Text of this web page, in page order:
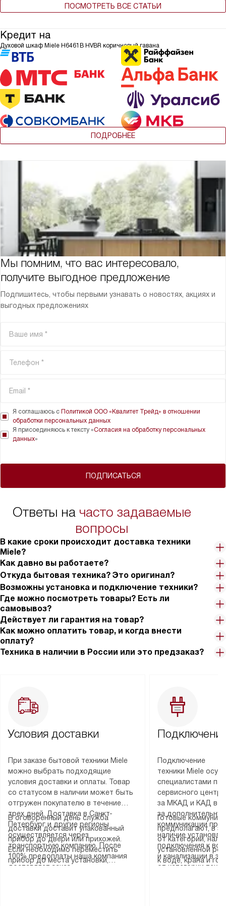
ПОСМОТРЕТЬ ВСЕ СТАТЬИ
Кредит на
Духовой шкаф Miele H6461B HVBR коричневый гавана
ПОДРОБНЕЕ
Мы помним, что вас интересовало,
получите выгодное предложение
Подпишитесь, чтобы первыми узнавать о новостях, акциях и
выгодных предложениях
ПОДПИСАТЬСЯ
Я соглашаюсь с Политикой ООО «Квалитет Трейд» в отношении
обработки персональных данных
Я присоединяюсь к тексту «Согласия на обработку персональных
данных»
Ответы на часто задаваемые
вопросы
В какие сроки происходит доставка техники
Miele?
Как давно вы работаете?
Откуда бытовая техника? Это оригинал?
Возможны установка и подключение техники?
Где можно посмотреть товары? Есть ли
самовывоз?
Действует ли гарантия на товар?
Как можно оплатить товар, и когда внести
оплату?
Техника в наличии в России или это предзаказ?
Условия доставки
При заказе бытовой техники Miele
можно выбрать подходящие
условия доставки и оплаты. Товар
со статусом в наличии может быть
отгружен покупателю в течение
трех дней. Доставка в Санкт-
Петербург и другие регионы
осуществляется через
транспортную компанию. После
100% предоплаты наша компания
доставляет заказ
В оговоренный день служба
доставки доставит упакованный
прибор до двери или прихожей.
Если необходимо переместить
прибор до места установки,
Подключение
техники Miele
специалистами
сервисного
за МКАД и КАД
за
коммуникации
наличие
подключения к
и канализации в
от категории
Готовые
предполагают, в
от категории,
установленной
к воде, крана и